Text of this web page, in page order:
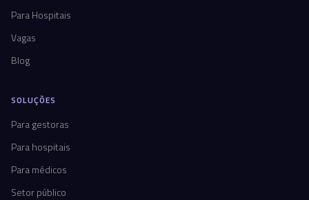
Para Hospitais
Vagas
Blog
SOLUÇÕES
Para gestoras
Para hospitais
Para médicos
Setor público